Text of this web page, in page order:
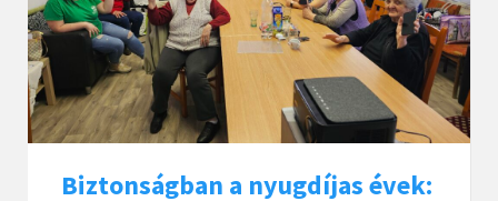
Biztonságban a nyugdíjas évek: